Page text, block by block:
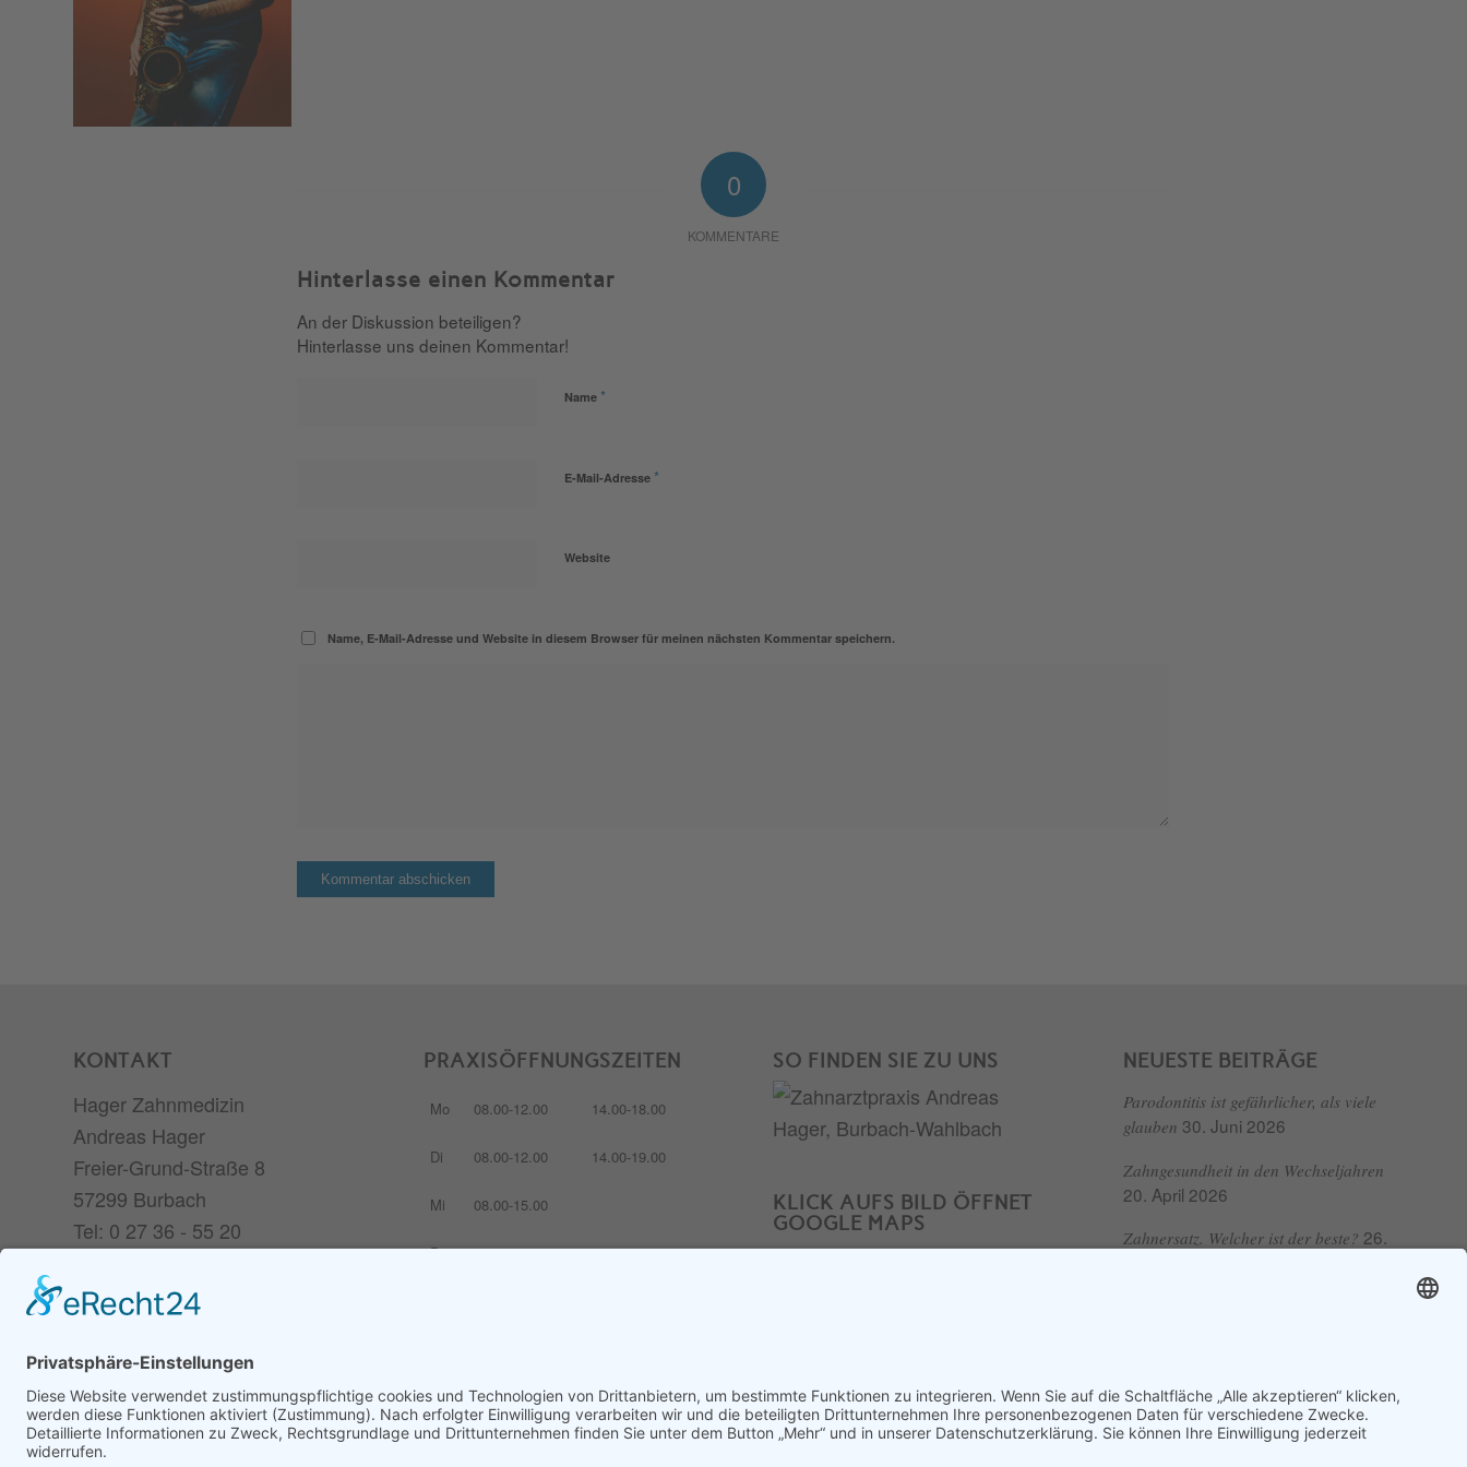
0
KOMMENTARE
Hinterlasse einen Kommentar
An der Diskussion beteiligen?
Hinterlasse uns deinen Kommentar!
Name *
E-Mail-Adresse *
Website
Name, E-Mail-Adresse und Website in diesem Browser für meinen nächsten Kommentar speichern.
KONTAKT
Hager Zahnmedizin
Andreas Hager
Freier-Grund-Straße 8
57299 Burbach
Tel: 0 27 36 - 55 20
zahnarzt@andreashager.de
Cookie-Einstellungen
PRAXISÖFFNUNGSZEITEN
Mo 08.00-12.00 14.00-18.00
Di 08.00-12.00 14.00-19.00
Mi 08.00-15.00
Do 08.00-12.00 14.00-19.00
SO FINDEN SIE ZU UNS
KLICK AUFS BILD ÖFFNET
GOOGLE MAPS
NEUESTE BEITRÄGE
Parodontitis ist gefährlicher, als viele
glauben 30. Juni 2026
Zahngesundheit in den Wechseljahren
20. April 2026
Zahnersatz. Welcher ist der beste? 26.
Fachbegriffe einfach erklärt